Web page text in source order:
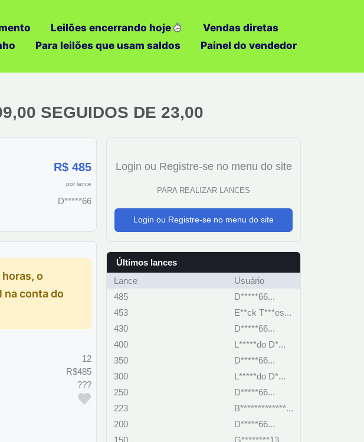
Leilões encerrando hoje
Vendas diretas
Para leilões que usam saldos Painel do vendedor
SEGUIDOS DE 23,00
R$ 485
por lance
D*****66
o
na conta do
12
R$485
???
Login ou Registre-se no menu do site
PARA REALIZAR LANCES
Login ou Registre-se no menu do site
Últimos lances
Lance
Usuário
485
D*****66...
453
E**ck T***es...
430
D*****66...
400
L*****do D*...
350
D*****66...
300
L*****do D*...
250
D*****66...
223
B*************...
200
D*****66...
150
G********13...